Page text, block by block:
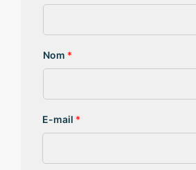
Nom *
E-mail *